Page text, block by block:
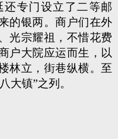
专门设立了二等邮
的银两。商户们在外
光宗耀祖，不惜花费
户大院应运而生，以
林立，街巷纵横。至
大镇”之列。